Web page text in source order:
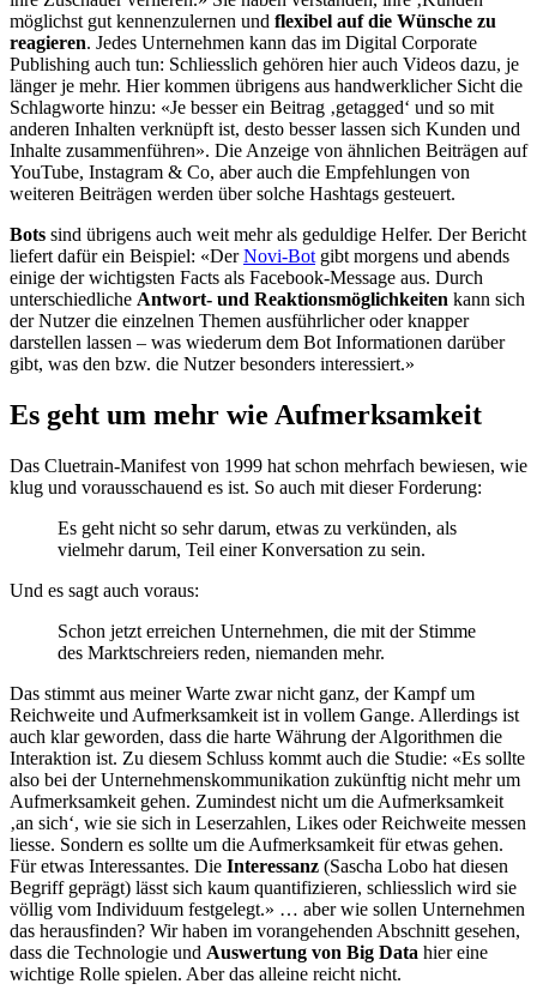
möglichst gut kennenzulernen und flexibel auf die Wünsche zu
reagieren. Jedes Unternehmen kann das im Digital Corporate
Publishing auch tun: Schliesslich gehören hier auch Videos dazu, je
länger je mehr. Hier kommen übrigens aus handwerklicher Sicht die
Schlagworte hinzu: «Je besser ein Beitrag ‚getagged‘ und so mit
anderen Inhalten verknüpft ist, desto besser lassen sich Kunden und
Inhalte zusammenführen». Die Anzeige von ähnlichen Beiträgen auf
YouTube, Instagram & Co, aber auch die Empfehlungen von
weiteren Beiträgen werden über solche Hashtags gesteuert.
Bots sind übrigens auch weit mehr als geduldige Helfer. Der Bericht
liefert dafür ein Beispiel: «DerNovi-Bot gibt morgens und abends
einige der wichtigsten Facts als Facebook-Message aus. Durch
unterschiedliche Antwort- und Reaktionsmöglichkeiten kann sich
der Nutzer die einzelnen Themen ausführlicher oder knapper
darstellen lassen – was wiederum dem Bot Informationen darüber
gibt, was den bzw. die Nutzer besonders interessiert.»
Es geht um mehr wie Aufmerksamkeit
Das Cluetrain-Manifest von 1999 hat schon mehrfach bewiesen, wie
klug und vorausschauend es ist. So auch mit dieser Forderung:
Es geht nicht so sehr darum, etwas zu verkünden, als
vielmehr darum, Teil einer Konversation zu sein.
Und es sagt auch voraus:
Schon jetzt erreichen Unternehmen, die mit der Stimme
des Marktschreiers reden, niemanden mehr.
Das stimmt aus meiner Warte zwar nicht ganz, der Kampf um
Reichweite und Aufmerksamkeit ist in vollem Gange. Allerdings ist
auch klar geworden, dass die harte Währung der Algorithmen die
Interaktion ist. Zu diesem Schluss kommt auch die Studie: «Es sollte
also bei der Unternehmenskommunikation zukünftig nicht mehr um
Aufmerksamkeit gehen. Zumindest nicht um die Aufmerksamkeit
‚an sich‘, wie sie sich in Leserzahlen, Likes oder Reichweite messen
liesse. Sondern es sollte um die Aufmerksamkeit für etwas gehen.
Für etwas Interessantes. Die Interessanz (Sascha Lobo hat diesen
Begriff geprägt) lässt sich kaum quantifizieren, schliesslich wird sie
völlig vom Individuum festgelegt.» … aber wie sollen Unternehmen
das herausfinden? Wir haben im vorangehenden Abschnitt gesehen,
dass die Technologie und Auswertung von Big Data hier eine
wichtige Rolle spielen. Aber das alleine reicht nicht.